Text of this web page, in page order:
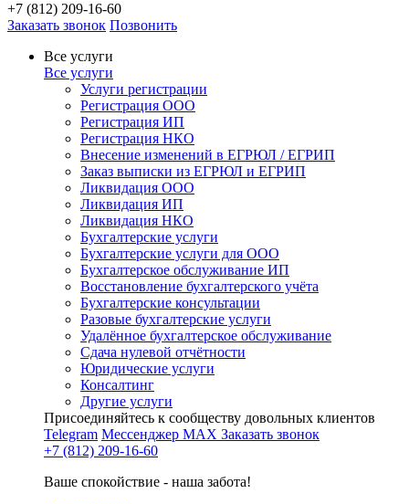
+7 (812) 209-16-60
Заказать звонок Позвонить
Все услуги
Все услуги
Услуги регистрации
Регистрация ООО
Регистрация ИП
Регистрация НКО
Внесение изменений в ЕГРЮЛ / ЕГРИП
Заказ выписки из ЕГРЮЛ и ЕГРИП
Ликвидация ООО
Ликвидация ИП
Ликвидация НКО
Бухгалтерские услуги
Бухгалтерские услуги для ООО
Бухгалтерское обслуживание ИП
Восстановление бухгалтерского учёта
Бухгалтерские консультации
Разовые бухгалтерские услуги
Удалённое бухгалтерское обслуживание
Сдача нулевой отчётности
Юридические услуги
Консалтинг
Другие услуги
Присоединяйтесь к сообществу довольных клиентов
Telegram Мессенджер MAX Заказать звонок
+7 (812) 209-16-60
Ваше спокойствие - наша забота!